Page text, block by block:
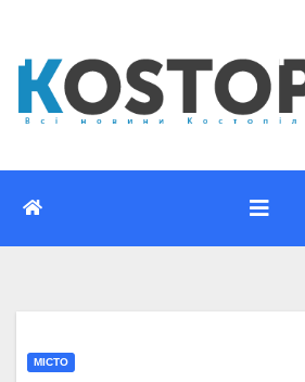
вмісту
МІСТО